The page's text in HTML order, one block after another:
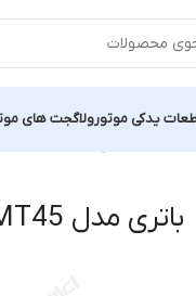
یدکی موتورولاگجت های
باتری مدل MT45